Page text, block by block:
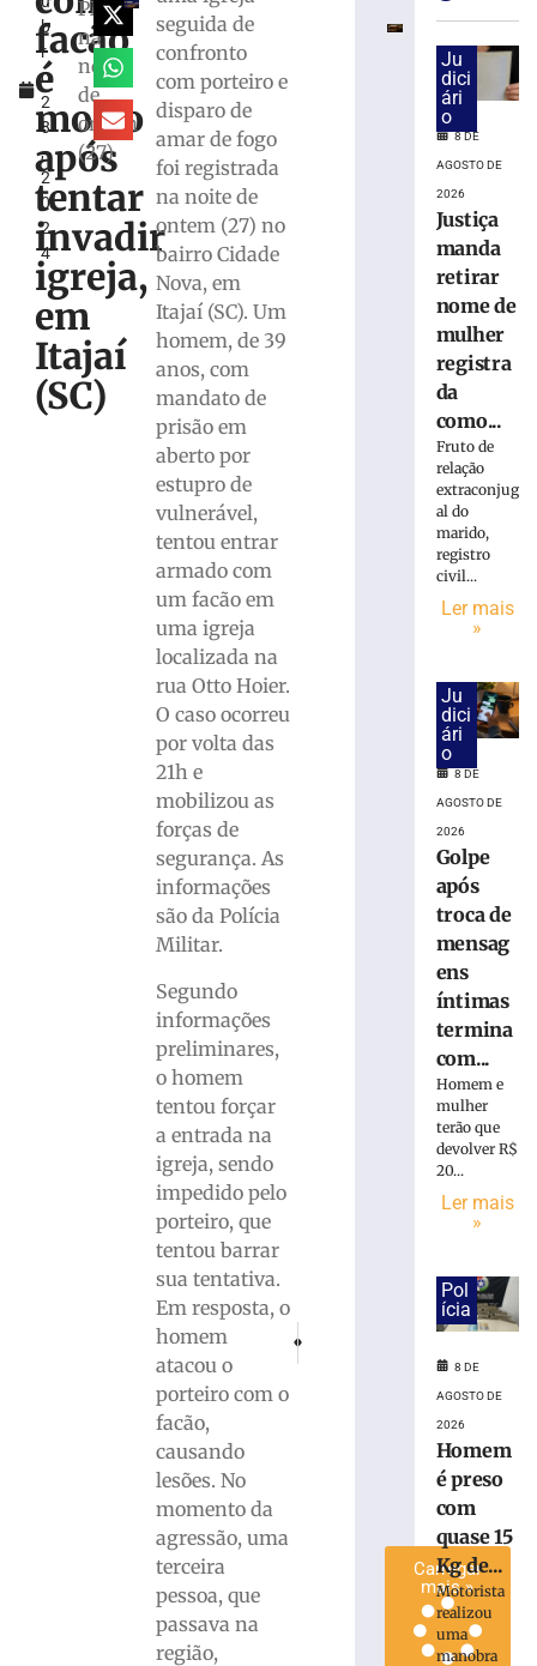
b
r
o
2
8
,
2
0
2
4
facão
é
morto
após
tentar
invadir
igreja,
em
Itajaí
(SC)
PM
na
noite
de
ontem
(27)
seguida de
confronto
com porteiro e
disparo de
amar de fogo
foi registrada
na noite de
ontem (27) no
bairro Cidade
Nova, em
Itajaí (SC). Um
homem, de 39
anos, com
mandato de
prisão em
aberto por
estupro de
vulnerável,
tentou entrar
armado com
um facão em
uma igreja
localizada na
rua Otto Hoier.
O caso ocorreu
por volta das
21h e
mobilizou as
forças de
segurança. As
informações
são da Polícia
Militar.
Segundo
informações
preliminares,
o homem
tentou forçar
a entrada na
igreja, sendo
impedido pelo
porteiro, que
tentou barrar
sua tentativa.
Em resposta, o
homem
atacou o
porteiro com o
facão,
causando
lesões. No
momento da
agressão, uma
terceira
pessoa, que
passava na
região,
exige
transferências
bancárias
carro
apresentar
problemas
Homem
tropeça
calçada,
pista
Bento
Homem
preso
quase
maconha
Blumenau
Carregar
mais »
Ju
dici
ári
o
8 DE
AGOSTO DE
2026
Justiça
manda
retirar
nome de
mulher
registra
da
como...
Fruto de
relação
extraconjug
al do
marido,
registro
civil...
Ler mais
»
Ju
dici
ári
o
8 DE
AGOSTO DE
2026
Golpe
após
troca de
mensag
ens
íntimas
termina
com...
Homem e
mulher
terão que
devolver R$
20...
Ler mais
»
Pol
ícia
8 DE
AGOSTO DE
2026
Homem
é preso
com
quase 15
Kg de...
Motorista
realizou
uma
manobra